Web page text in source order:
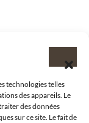
technologies telles
des appareils. Le
des données
sur ce site. Le fait de